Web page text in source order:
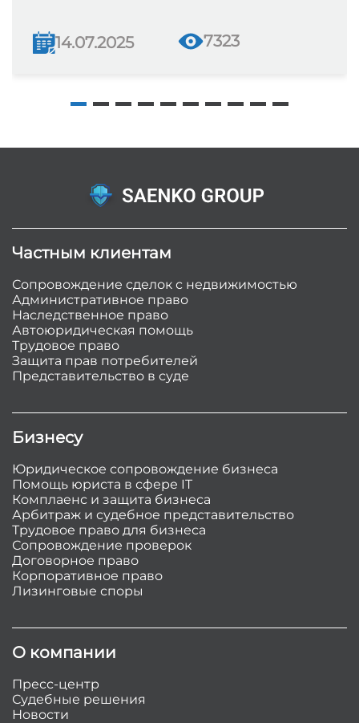
14.07.2025 7323
Частным клиентам
Сопровождение сделок с недвижимостью
Административное право
Наследственное право
Автоюридическая помощь
Трудовое право
Защита прав потребителей
Представительство в суде
Бизнесу
Юридическое сопровождение бизнеса
Помощь юриста в сфере IT
Комплаенс и защита бизнеса
Арбитраж и судебное представительство
Трудовое право для бизнеса
Сопровождение проверок
Договорное право
Корпоративное право
Лизинговые споры
О компании
Пресс-центр
Судебные решения
Новости